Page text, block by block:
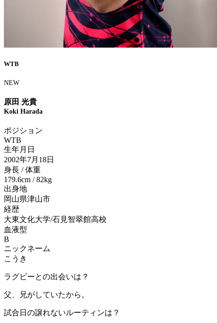
WTB
NEW
原田 光貴
Koki Harada
ポジション
WTB
生年月日
2002年7月18日
身長 / 体重
179.6cm / 82kg
出身地
岡山県津山市
経歴
大東文化大学/石見智翠館高校
血液型
B
ニックネーム
こうき
ラグビーとの出会いは？
父、兄がしていたから。
試合日の譲れないルーティンは？